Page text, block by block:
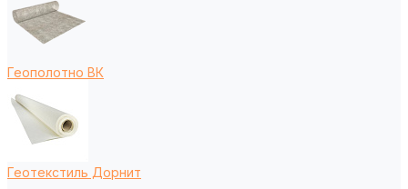
Геополотно ВК
Геотекстиль Дорнит